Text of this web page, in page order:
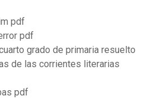
pdf
pdf
grado de primaria resuelto
de las corrientes literarias
pdf